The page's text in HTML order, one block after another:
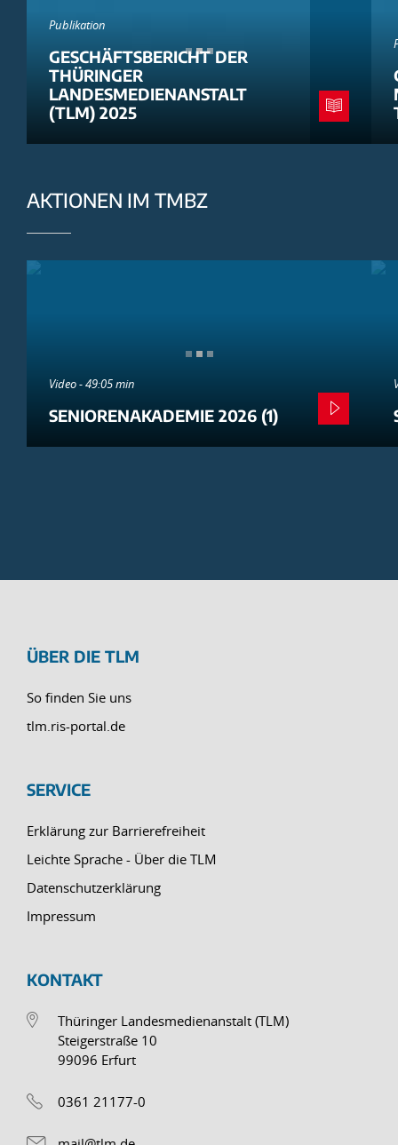
Publikation
GESCHÄFTSBERICHT DER
THÜRINGER
LANDESMEDIENANSTALT
(TLM) 2025
AKTIONEN IM TMBZ
Video - 49:05 min
SENIORENAKADEMIE 2026 (1)
ÜBER DIE TLM
So finden Sie uns
tlm.ris-portal.de
SERVICE
Erklärung zur Barrierefreiheit
Leichte Sprache - Über die TLM
Datenschutzerklärung
Impressum
KONTAKT
Thüringer Landesmedienanstalt (TLM)
Steigerstraße 10
99096 Erfurt
0361 21177-0